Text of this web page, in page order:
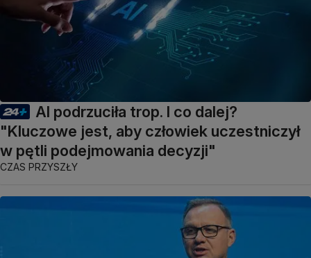
AI podrzuciła trop. I co dalej?
"Kluczowe jest, aby człowiek uczestniczył
w pętli podejmowania decyzji"
CZAS PRZYSZŁY